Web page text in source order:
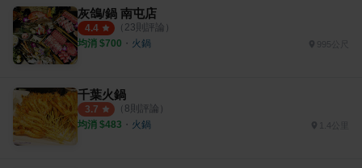
灰鴿/鍋 南屯店
4.4 （ 23則評論）
均消 $700 ・ 火鍋 995公尺
千葉火鍋
3.7 （ 8則評論）
均消 $483 ・ 火鍋 1.4公里